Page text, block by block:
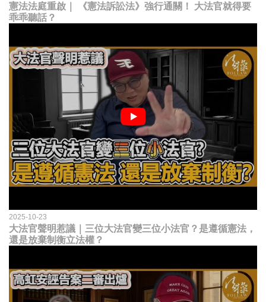
憲法法庭重啟｜ 《憲法訴訟法》強行通關！ 大法官就得要
乖乖聽話？
2025-10-23
大法官聲明惹議｜三位大法官變三位小法官？是遵循憲法，
還是放棄制衡立法權？